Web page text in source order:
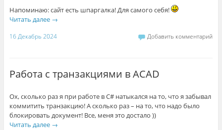
Напоминаю: сайт есть шпаргалка! Для самого себя!
Читать далее →
16 Декабрь 2024 Добавить комментарий
Работа с транзакциями в ACAD
Ох, сколько раз я при работе в C# натыкался на то, что я забывал
коммитить транзакцию! А сколько раз – на то, что надо было
блокировать документ! Все, меня это достало ))
Читать далее →